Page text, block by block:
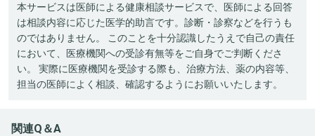
本サービスは医師による健康相談サービスで、医師による回答
は相談内容に応じた医学的助言です。診断・診察などを行うも
のではありません。 このことを十分認識したうえで自己の責任
において、医療機関への受診有無等をご自身でご判断くださ
い。 実際に医療機関を受診する際も、治療方法、薬の内容等、
担当の医師によく相談、確認するようにお願いいたします。
関連Q＆A